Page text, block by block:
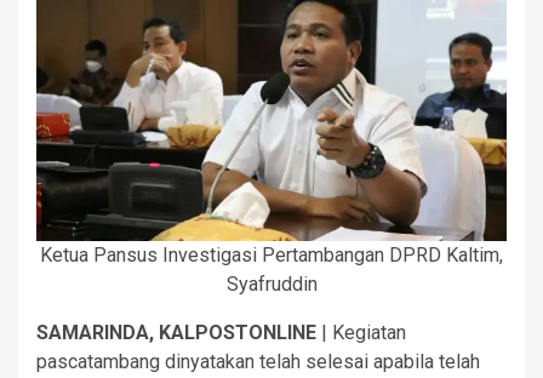
Ketua Pansus Investigasi Pertambangan DPRD Kaltim,
Syafruddin
SAMARINDA, KALPOSTONLINE | Kegiatan
pascatambang dinyatakan telah selesai apabila telah